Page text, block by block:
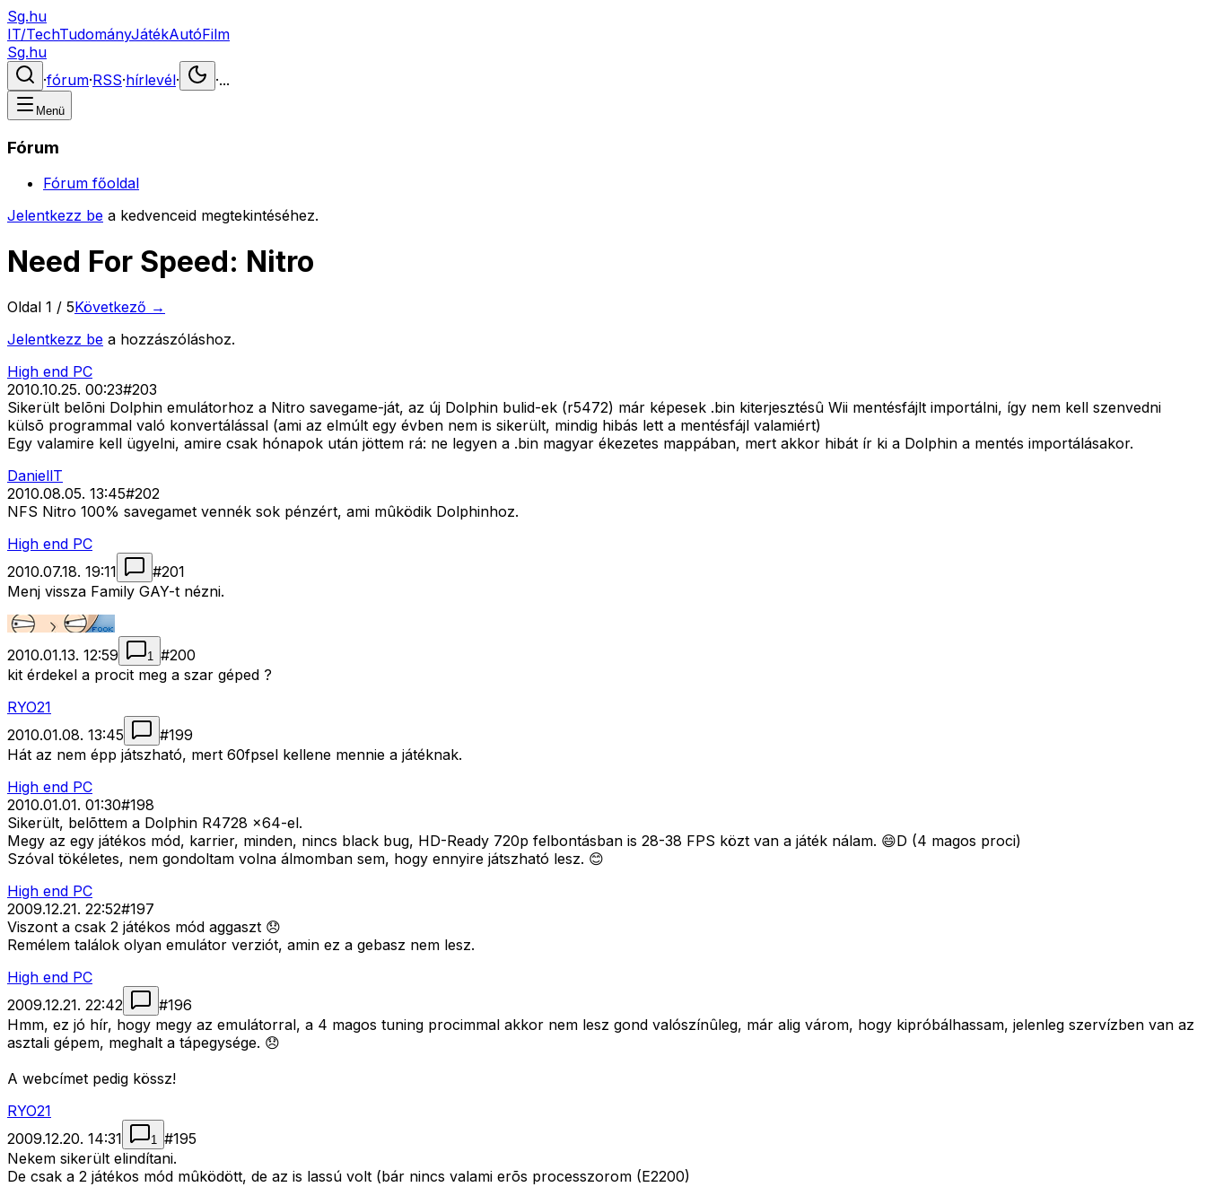
Sg.hu
IT/TechTudományJátékAutóFilm
Sg.hu
·fórum·RSS·hírlevél· ·...
Menü
Fórum
Fórum főoldal
Jelentkezz be a kedvenceid megtekintéséhez.
Need For Speed: Nitro
Oldal 1 / 5Következő →
Jelentkezz be a hozzászóláshoz.
High end PC
2010.10.25. 00:23#203
Sikerült belõni Dolphin emulátorhoz a Nitro savegame-ját, az új Dolphin bulid-ek (r5472) már képesek .bin kiterjesztésû Wii mentésfájlt importálni, így nem kell szenvedni
külsõ programmal való konvertálással (ami az elmúlt egy évben nem is sikerült, mindig hibás lett a mentésfájl valamiért)
Egy valamire kell ügyelni, amire csak hónapok után jöttem rá: ne legyen a .bin magyar ékezetes mappában, mert akkor hibát ír ki a Dolphin a mentés importálásakor.
DaniellT
2010.08.05. 13:45#202
NFS Nitro 100% savegamet vennék sok pénzért, ami mûködik Dolphinhoz.
High end PC
2010.07.18. 19:11
#201
Menj vissza Family GAY-t nézni.
2010.01.13. 12:59 1 #200
kit érdekel a procit meg a szar géped ?
RYO21
2010.01.08. 13:45
#199
Hát az nem épp játszható, mert 60fpsel kellene mennie a játéknak.
High end PC
2010.01.01. 01:30#198
Sikerült, belõttem a Dolphin R4728 x64-el.
Megy az egy játékos mód, karrier, minden, nincs black bug, HD-Ready 720p felbontásban is 28-38 FPS közt van a játék nálam. 😄D (4 magos proci)
Szóval tökéletes, nem gondoltam volna álmomban sem, hogy ennyire játszható lesz. 😊
High end PC
2009.12.21. 22:52#197
Viszont a csak 2 játékos mód aggaszt 😞
Remélem találok olyan emulátor verziót, amin ez a gebasz nem lesz.
High end PC
2009.12.21. 22:42
#196
Hmm, ez jó hír, hogy megy az emulátorral, a 4 magos tuning procimmal akkor nem lesz gond valószínûleg, már alig várom, hogy kipróbálhassam, jelenleg szervízben van az
asztali gépem, meghalt a tápegysége. 😞
A webcímet pedig kössz!
RYO21
2009.12.20. 14:31
1 #195
Nekem sikerült elindítani.
De csak a 2 játékos mód mûködött, de az is lassú volt (bár nincs valami erõs processzorom (E2200)